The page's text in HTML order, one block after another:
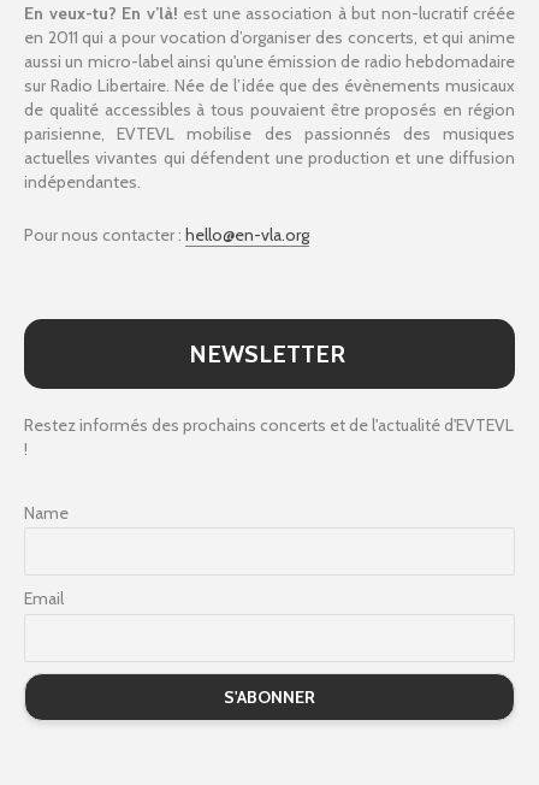
En veux-tu? En v’là! est une association à but non-lucratif créée
en 2011 qui a pour vocation d’organiser des concerts, et qui anime
aussi un micro-label ainsi qu'une émission de radio hebdomadaire
sur Radio Libertaire. Née de l’idée que des évènements musicaux
de qualité accessibles à tous pouvaient être proposés en région
parisienne, EVTEVL mobilise des passionnés des musiques
actuelles vivantes qui défendent une production et une diffusion
indépendantes.
Pour nous contacter : hello@en-vla.org
NEWSLETTER
Restez informés des prochains concerts et de l'actualité d'EVTEVL
!
Name
Email